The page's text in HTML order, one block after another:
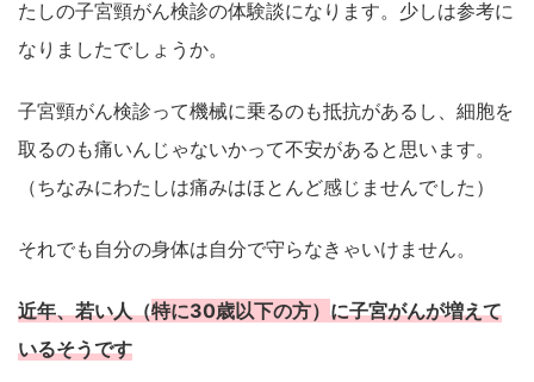
たしの子宮頸がん検診の体験談になります。少しは参考に
なりましたでしょうか。
子宮頸がん検診って機械に乗るのも抵抗があるし、細胞を
取るのも痛いんじゃないかって不安があると思います。
（ちなみにわたしは痛みはほとんど感じませんでした）
それでも自分の身体は自分で守らなきゃいけません。
近年、若い人（特に30歳以下の方） に子宮がんが増えて
いるそうです